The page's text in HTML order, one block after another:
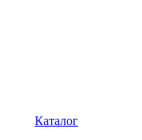
Каталог